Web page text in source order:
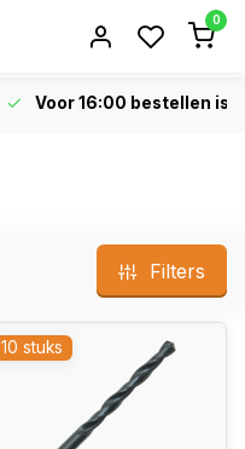
0
Voor 16:00 bestellen is
Filters
10 stuks